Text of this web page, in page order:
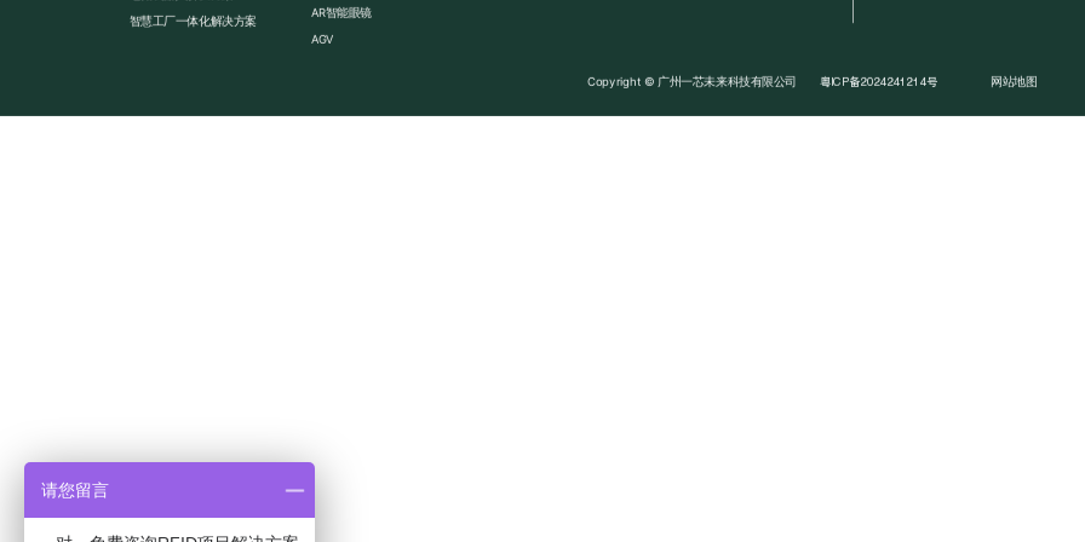
智慧工厂一体化解决方案
AR智能眼镜
AGV
Copyright © 广州一芯未来科技有限公司 粤ICP备2024241214号 网站地图
请您留言